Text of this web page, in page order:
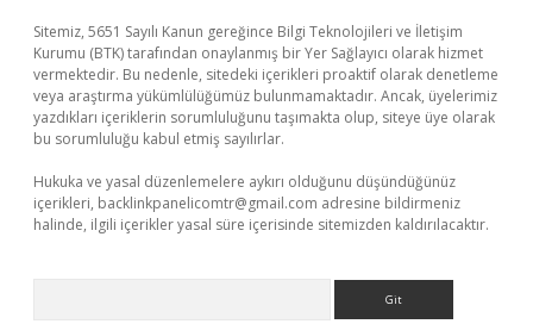
Sitemiz, 5651 Sayılı Kanun gereğince Bilgi Teknolojileri ve İletişim
Kurumu (BTK) tarafından onaylanmış bir Yer Sağlayıcı olarak hizmet
vermektedir. Bu nedenle, sitedeki içerikleri proaktif olarak denetleme
veya araştırma yükümlülüğümüz bulunmamaktadır. Ancak, üyelerimiz
yazdıkları içeriklerin sorumluluğunu taşımakta olup, siteye üye olarak
bu sorumluluğu kabul etmiş sayılırlar.
Hukuka ve yasal düzenlemelere aykırı olduğunu düşündüğünüz
içerikleri, backlinkpanelicomtr@gmail.com adresine bildirmeniz
halinde, ilgili içerikler yasal süre içerisinde sitemizden kaldırılacaktır.